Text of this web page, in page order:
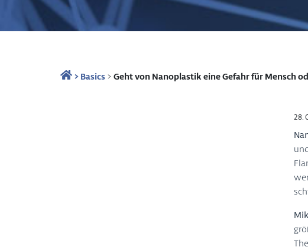
>Basics>Geht von Nanoplastik eine Gefahr für Mensch
28.